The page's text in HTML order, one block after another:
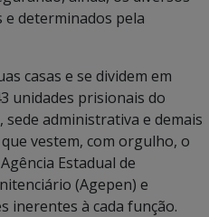
determinados pela
casas e se dividem em
unidades prisionais do
administrativa e demais
vestem, com orgulho, o
Estadual de
(Agepen) e
inerentes à cada função.